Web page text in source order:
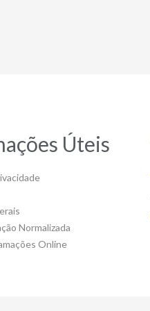
Úteis
Normalizada
Online